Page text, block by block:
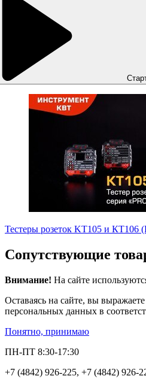
Тестеры розеток KT105 и КТ106
Сопутствующие
Внимание! На сайте
Оставаясь на сайте, вы выражаете
персональных данных в
Понятно, принимаю
ПН-ПТ 8:30-17:30
+7 (4842) 926-225, +7 (4842) 926-